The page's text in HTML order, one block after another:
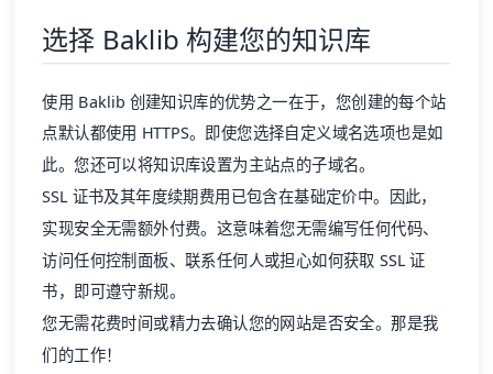
选择 Baklib 构建您的知识库
使用 Baklib 创建知识库的优势之一在于，您创建的每个站
点默认都使用 HTTPS。即使您选择自定义域名选项也是如
此。您还可以将知识库设置为主站点的子域名。
SSL 证书及其年度续期费用已包含在基础定价中。因此，
实现安全无需额外付费。这意味着您无需编写任何代码、
访问任何控制面板、联系任何人或担心如何获取 SSL 证
书，即可遵守新规。
您无需花费时间或精力去确认您的网站是否安全。那是我
们的工作！